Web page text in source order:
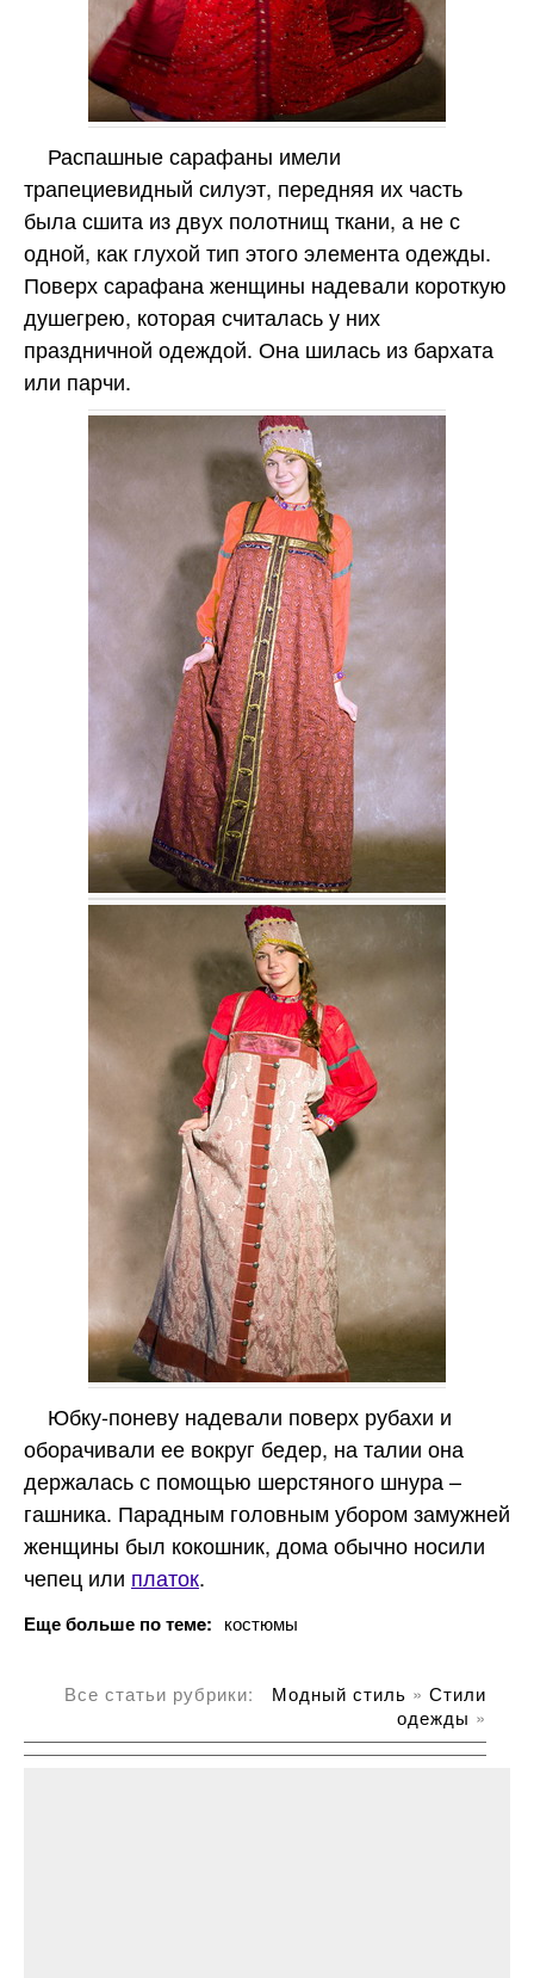
Распашные сарафаны имели
трапециевидный силуэт, передняя их часть
была сшита из двух полотнищ ткани, а не с
одной, как глухой тип этого элемента одежды.
Поверх сарафана женщины надевали короткую
душегрею, которая считалась у них
праздничной одеждой. Она шилась из бархата
или парчи.
Юбку-поневу надевали поверх рубахи и
оборачивали ее вокруг бедер, на талии она
держалась с помощью шерстяного шнура –
гашника. Парадным головным убором замужней
женщины был кокошник, дома обычно носили
чепец или платок.
Еще больше по темe: костюмы
Все статьи рубрики: Модный стиль » Стили
одежды »